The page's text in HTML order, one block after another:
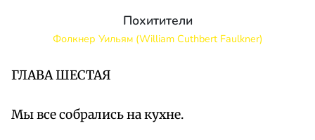
Похитители
Фолкнер Уильям (William Cuthbert Faulkner)
ГЛАВА ШЕСТАЯ
Мы все собрались на кухне.